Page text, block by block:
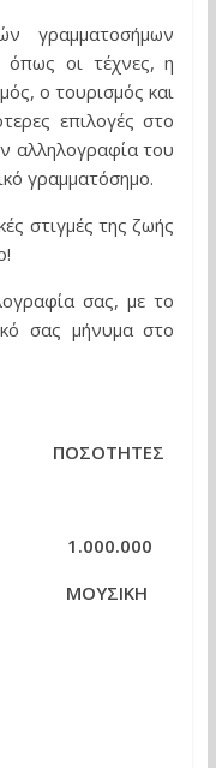
γραμματοσήμων
όπως οι τέχνες, η
ο τουρισμός και
επιλογές στο
αλληλογραφία του
γραμματόσημο.
στιγμές της ζωής
σας, με το
σας μήνυμα στο
ΠΟΣΟΤΗΤΕΣ
1.000.000